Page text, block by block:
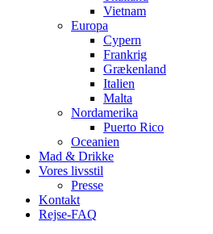
Vietnam
Europa
Cypern
Frankrig
Grækenland
Italien
Malta
Nordamerika
Puerto Rico
Oceanien
Mad & Drikke
Vores livsstil
Presse
Kontakt
Rejse-FAQ